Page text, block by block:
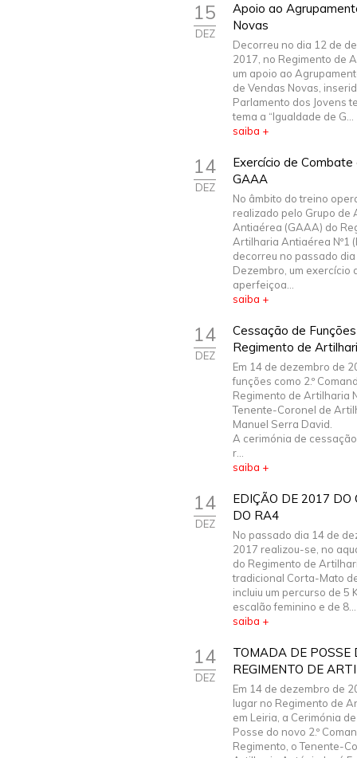
15
DEZ
Apoio ao
Novas
Decorreu no dia 12 de
2017, no Regimento de
um apoio ao
de Vendas Novas,
Parlamento dos Jovens
tema a “Igualdade de G...
saiba +
14
DEZ
Exercício de
GAAA
No âmbito do treino
realizado pelo Grupo de
Antiaérea (GAAA) do
Artilharia Antiaérea Nº1
decorreu no passado
Dezembro, um exercício
aperfeiçoa...
saiba +
14
DEZ
Cessação de
Regimento de
Em 14 de dezembro de
funções como 2.º
Regimento de Artilharia
Tenente-Coronel de
Manuel Serra David.
A cerimónia de
r...
saiba +
14
DEZ
EDIÇÃO DE 2017
DO RA4
No passado dia 14 de
2017 realizou-se, no
do Regimento de
tradicional Corta-Mato
incluiu um percurso de 5
escalão feminino e de 8...
saiba +
14
DEZ
TOMADA DE POSSE
REGIMENTO DE
Em 14 de dezembro de
lugar no Regimento de
em Leiria, a Cerimónia
Posse do novo 2.º
Regimento, o Tenente-